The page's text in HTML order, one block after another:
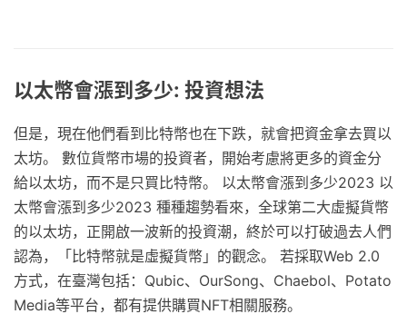
以太幣會漲到多少: 投資想法
但是，現在他們看到比特幣也在下跌，就會把資金拿去買以
太坊。 數位貨幣市場的投資者，開始考慮將更多的資金分
給以太坊，而不是只買比特幣。 以太幣會漲到多少2023 以
太幣會漲到多少2023 種種趨勢看來，全球第二大虛擬貨幣
的以太坊，正開啟一波新的投資潮，終於可以打破過去人們
認為，「比特幣就是虛擬貨幣」的觀念。 若採取Web 2.0
方式，在臺灣包括：Qubic、OurSong、Chaebol、Potato
Media等平台，都有提供購買NFT相關服務。